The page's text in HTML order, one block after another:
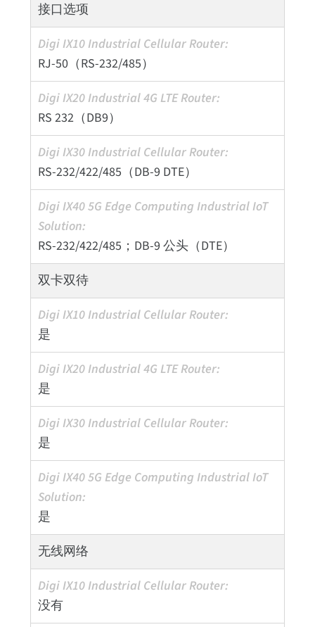
接口选项
RJ-50（RS-232/485）
RS 232（DB9）
RS-232/422/485（DB-9 DTE）
RS-232/422/485；DB-9 公头（DTE）
双卡双待
是
是
是
是
无线网络
没有